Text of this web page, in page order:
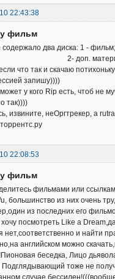
22:43:38
фильм
содержало два диска: 1 - фильм;
что так и скачаю
запишу))))
у кого Rip есть, чтоб не
так))))
извините, неОргтрекер, а
22:08:53
фильм
фильмами или
большинство из них очень
из последних его
посмотреть Like a
нет,соответственно и найти
английском можно
беседка, Лицо
Подглядывающий тоже не
случае